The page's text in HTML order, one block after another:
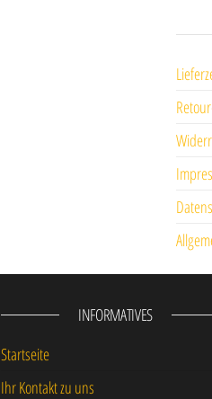
INFORMATIVES
Startseite
Ihr Kontakt zu uns